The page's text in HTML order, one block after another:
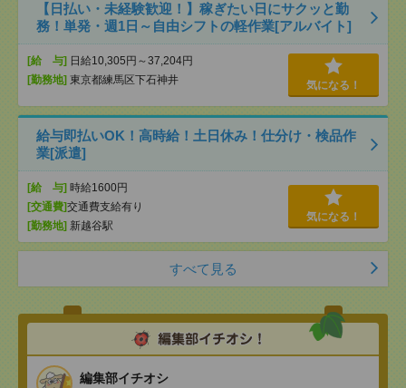
【日払い・未経験歓迎！】稼ぎたい日にサクッと勤
務！単発・週1日～自由シフトの軽作業[アルバイト]
[給 与] 日給10,305円～37,204円
[勤務地] 東京都練馬区下石神井 気になる！
給与即払いOK！高時給！土日休み！仕分け・検品作
業[派遣]
[給 与] 時給1600円
[交通費]交通費支給有り
[勤務地] 新越谷駅
気になる！
すべて見る
編集部イチオシ